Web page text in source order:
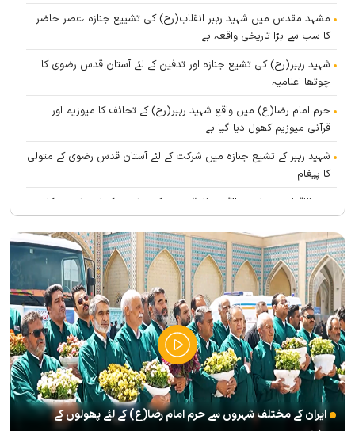
مشہد مقدس میں شہید رہبر انقلاب(رح) کی تشییع جنازہ ،عصر حاضر
کا سب سے بڑا تاریخی واقعہ ہے
شہید رہبر(رح) کی تشیع جنازہ اور تدفین کے لئے آستان قدس رضوی کا
چوتھا اعلامیہ
حرم امام رضا(ع) میں واقع شہید رہبر(رح) کے تحائف کا میوزیم اور
قرآنی میوزیم کھول دیا گیا ہے
شہید رہبر کے تشیع جنازہ میں شرکت کے لئے آستان قدس رضوی کے متولی
کا پیغام
بین الاقوامی سطح پر ’’قومو للہ‘‘ نعرے کی تشریح کے لئے نشست کا
انعقاد
’’قائد الامۃ‘‘ کے عنوان سے لائیو ٹی وی پروگرام
رہبرشہید کے سوگواروں کے لئے کرامت رضوی فاؤنڈیشن کی جانب سے
پذیرائي کا وسیع انتظام
(( آقای شہید ایران )) نامی چار جلدوں پر مشتمل کتاب منظرعام پر
آگئی
شہید رہبر(رح) ایک قرآنی نابغہ اور قرآنی احکامات پرعمل کرنے والی
شخصیت تھے؛ استاد پناہی
رہبرشہید کے وداع کے ا یام میں حرم مطہر رضوی بند نہيں ہوگا
ایران کے مختلف شہروں سے حرم امام رضا(ع) کے لئے پھولوں کے